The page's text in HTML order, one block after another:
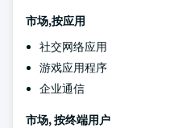
市场,按应用
社交网络应用
游戏应用程序
企业通信
市场, 按终端用户